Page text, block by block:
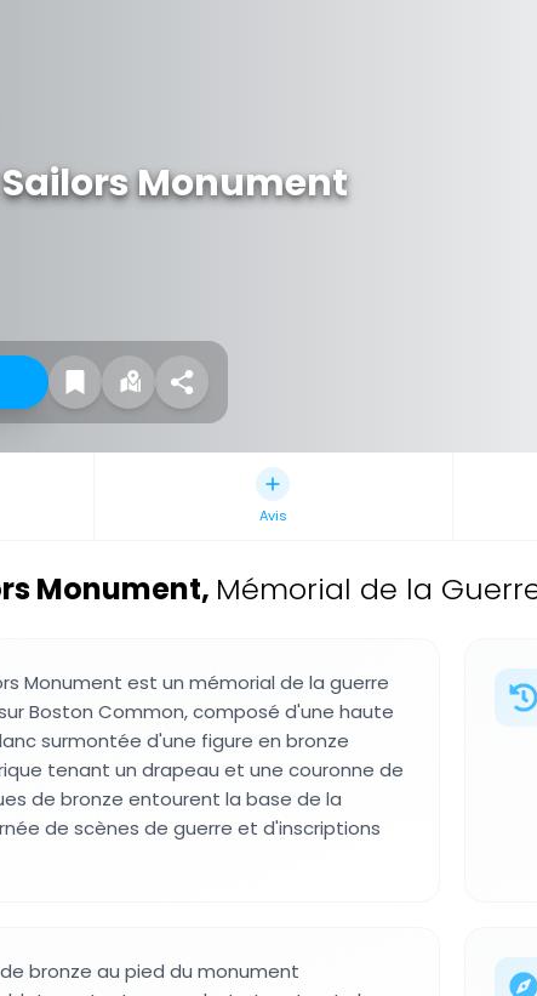
Monument
Avis
Monument, Mémorial de la
Monument est un mémorial de la guerre
Boston Common, composé d'une haute
surmontée d'une figure en bronze
tenant un drapeau et une couronne de
de bronze entourent la base de la
de scènes de guerre et d'inscriptions
bronze au pied du monument